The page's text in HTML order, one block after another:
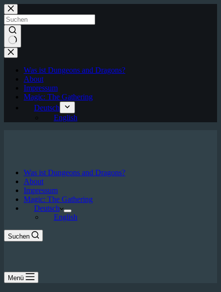
Zum
Inhalt
springen
Keine
Ergebnisse
Was ist Dungeons and Dragons?
About
Impressum
Magic: The Gathering
Deutsch
English
Was ist Dungeons and Dragons?
About
Impressum
Magic: The Gathering
Deutsch
English
Suchen
Menü